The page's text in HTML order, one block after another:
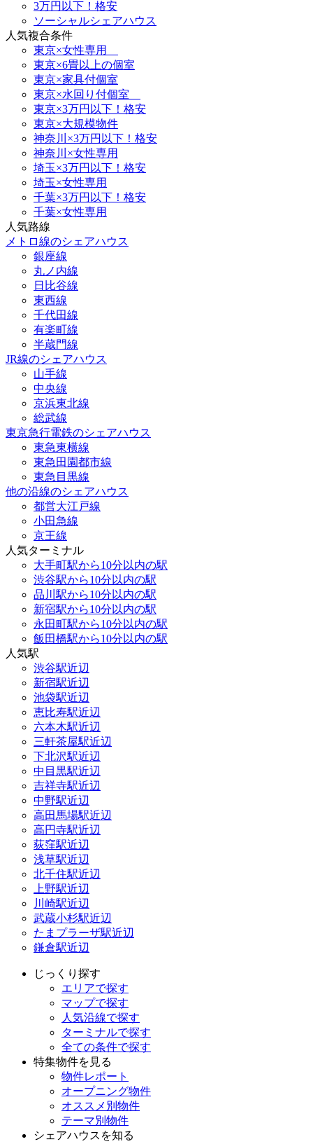
3万円以下！格安
ソーシャルシェアハウス
人気複合条件
東京×女性専用
東京×6畳以上の個室
東京×家具付個室
東京×水回り付個室
東京×3万円以下！格安
東京×大規模物件
神奈川×3万円以下！格安
神奈川×女性専用
埼玉×3万円以下！格安
埼玉×女性専用
千葉×3万円以下！格安
千葉×女性専用
人気路線
メトロ線のシェアハウス
銀座線
丸ノ内線
日比谷線
東西線
千代田線
有楽町線
半蔵門線
JR線のシェアハウス
山手線
中央線
京浜東北線
総武線
東京急行電鉄のシェアハウス
東急東横線
東急田園都市線
東急目黒線
他の沿線のシェアハウス
都営大江戸線
小田急線
京王線
人気ターミナル
大手町駅から10分以内の駅
渋谷駅から10分以内の駅
品川駅から10分以内の駅
新宿駅から10分以内の駅
永田町駅から10分以内の駅
飯田橋駅から10分以内の駅
人気駅
渋谷駅近辺
新宿駅近辺
池袋駅近辺
恵比寿駅近辺
六本木駅近辺
三軒茶屋駅近辺
下北沢駅近辺
中目黒駅近辺
吉祥寺駅近辺
中野駅近辺
高田馬場駅近辺
高円寺駅近辺
荻窪駅近辺
浅草駅近辺
北千住駅近辺
上野駅近辺
川崎駅近辺
武蔵小杉駅近辺
たまプラーザ駅近辺
鎌倉駅近辺
じっくり探す
エリアで探す
マップで探す
人気沿線で探す
ターミナルで探す
全ての条件で探す
特集物件を見る
物件レポート
オープニング物件
オススメ別物件
テーマ別物件
シェアハウスを知る